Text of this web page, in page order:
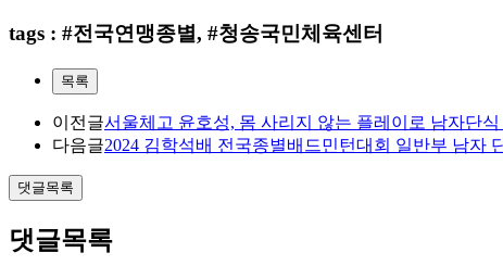
tags : #전국연맹종별, #청송국민체육센터
목록
이전글서울체고 윤호성, 몸 사리지 않는 플레이로 남자단
다음글2024 김학석배 전국종별배드민턴대회 일반부 남자
댓글목록
댓글목록